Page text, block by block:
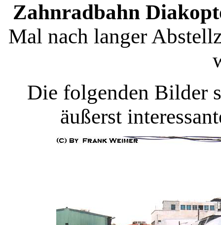
Zahnradbahn
Mal nach langer
Die folgenden Bilder
äußerst